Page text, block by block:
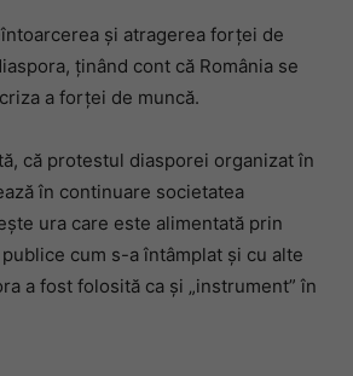
şi atragerea forţei de
ţinând cont că România se
a forţei de muncă.
că protestul diasporei organizat în
în continuare societatea
ura care este alimentată prin
cum s-a întâmplat şi cu alte
a fost folosită ca şi „instrument” în